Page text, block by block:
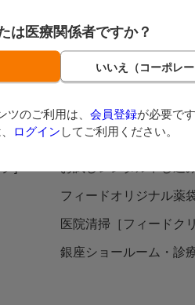
は医療関係者ですか？
ツのご利用は、 会員登録が必要です
ログイン してご利用ください。
FEEDレンタル
MEOサービス
フィードオリジナル診察
シャープニングサービス
フィードオリジナル薬
医院清掃［フィードク
銀座ショールーム・診